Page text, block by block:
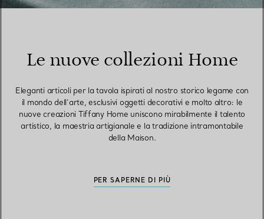
Le nuove collezioni Home
Eleganti articoli per la tavola ispirati al nostro storico legame con
il mondo dell’arte, esclusivi oggetti decorativi e molto altro: le
nuove creazioni Tiffany Home uniscono mirabilmente il talento
artistico, la maestria artigianale e la tradizione intramontabile
della Maison.
PER SAPERNE DI PIÙ